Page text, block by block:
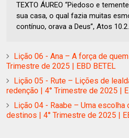
TEXTO ÁUREO “Piedoso e
sua casa, o qual fazia muitas
contínuo, orava a Deus”, Atos 10.2.
Lição 06 - Ana – A força de
Trimestre de 2025 | EBD BETEL
Lição 05 - Rute – Lições de
redenção | 4° Trimestre de 2025 |
Lição 04 - Raabe – Uma escolha
destinos | 4° Trimestre de 2025 |